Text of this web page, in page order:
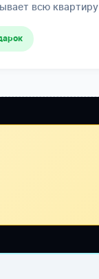
всю квартиру